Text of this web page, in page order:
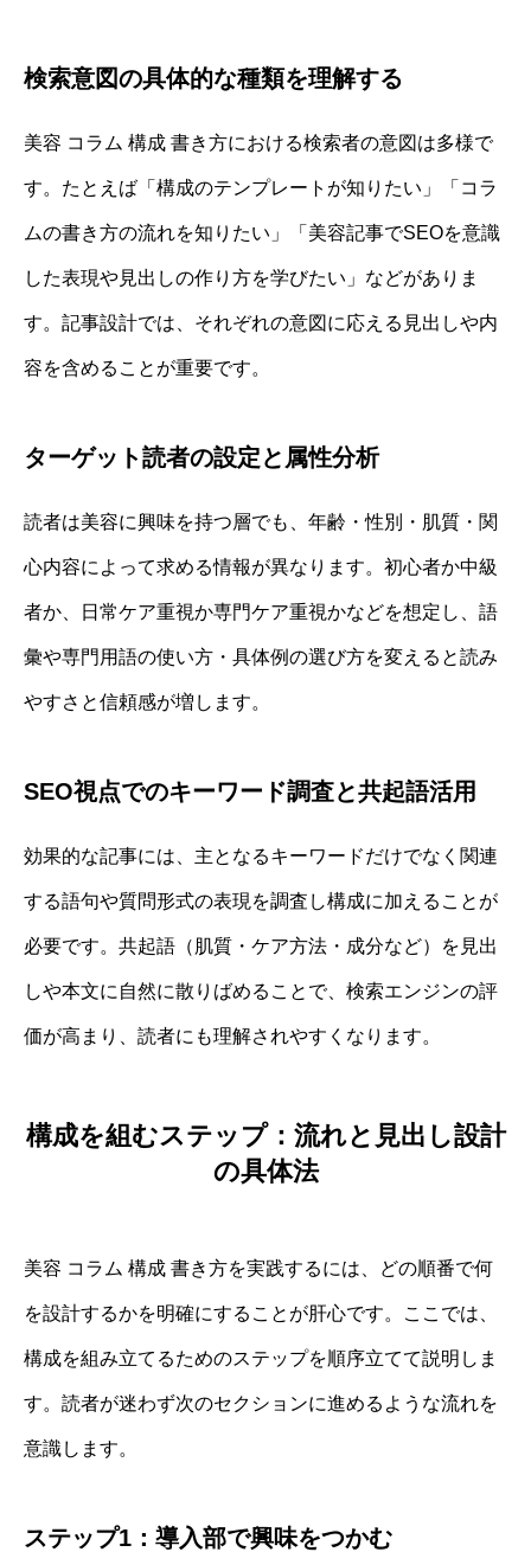
検索意図の具体的な種類を理解する
美容 コラム 構成 書き方における検索者の意図は多様で
す。たとえば「構成のテンプレートが知りたい」「コラ
ムの書き方の流れを知りたい」「美容記事でSEOを意識
した表現や見出しの作り方を学びたい」などがありま
す。記事設計では、それぞれの意図に応える見出しや内
容を含めることが重要です。
ターゲット読者の設定と属性分析
読者は美容に興味を持つ層でも、年齢・性別・肌質・関
心内容によって求める情報が異なります。初心者か中級
者か、日常ケア重視か専門ケア重視かなどを想定し、語
彙や専門用語の使い方・具体例の選び方を変えると読み
やすさと信頼感が増します。
SEO視点でのキーワード調査と共起語活用
効果的な記事には、主となるキーワードだけでなく関連
する語句や質問形式の表現を調査し構成に加えることが
必要です。共起語（肌質・ケア方法・成分など）を見出
しや本文に自然に散りばめることで、検索エンジンの評
価が高まり、読者にも理解されやすくなります。
構成を組むステップ：流れと見出し設計
の具体法
美容 コラム 構成 書き方を実践するには、どの順番で何
を設計するかを明確にすることが肝心です。ここでは、
構成を組み立てるためのステップを順序立てて説明しま
す。読者が迷わず次のセクションに進めるような流れを
意識します。
ステップ1：導入部で興味をつかむ